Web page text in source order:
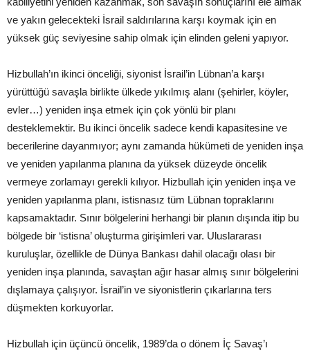
ve yakın gelecekteki İsrail saldırılarına karşı koymak için en
yüksek güç seviyesine sahip olmak için elinden geleni yapıyor.
Hizbullah’ın ikinci önceliği, siyonist İsrail’in Lübnan’a karşı
yürüttüğü savaşla birlikte ülkede yıkılmış alanı (şehirler, köyler,
evler…) yeniden inşa etmek için çok yönlü bir planı
desteklemektir. Bu ikinci öncelik sadece kendi kapasitesine ve
becerilerine dayanmıyor; aynı zamanda hükümeti de yeniden inşa
ve yeniden yapılanma planına da yüksek düzeyde öncelik
vermeye zorlamayı gerekli kılıyor. Hizbullah için yeniden inşa ve
yeniden yapılanma planı, istisnasız tüm Lübnan topraklarını
kapsamaktadır. Sınır bölgelerini herhangi bir planın dışında itip bu
bölgede bir ‘istisna’ oluşturma girişimleri var. Uluslararası
kuruluşlar, özellikle de Dünya Bankası dahil olacağı olası bir
yeniden inşa planında, savaştan ağır hasar almış sınır bölgelerini
dışlamaya çalışıyor. İsrail’in ve siyonistlerin çıkarlarına ters
düşmekten korkuyorlar.
Hizbullah için üçüncü öncelik, 1989’da o dönem İç Savaş’ı